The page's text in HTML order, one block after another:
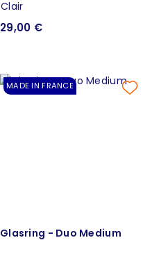
29,00 €
MADE IN FRANCE
Glasring - Duo Medium